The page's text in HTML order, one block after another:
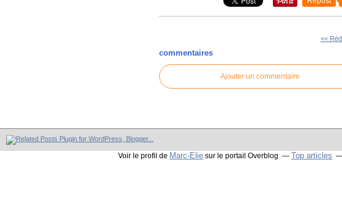
<<
commentaires
Ajouter un commentaire
Voir le profil de Marc-Elie sur le portail Overblog Top articles